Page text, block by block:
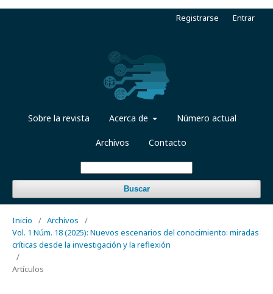
Sobre la revista Acerca de Número actual
Archivos Contacto
Buscar
Registrarse Entrar
Inicio / Archivos
/
Vol. 1 Núm. 18 (2025): Nuevos escenarios del conocimiento: miradas
críticas desde la investigación y la reflexión
/
Artículos